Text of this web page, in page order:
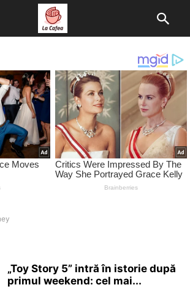
„Toy Story 5” intră în istorie după
primul weekend: cel mai...